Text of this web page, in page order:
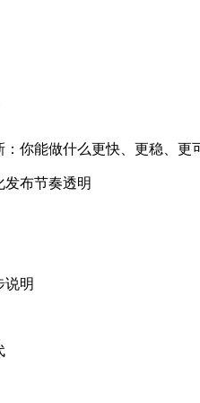
你能做什么更快、更稳、更
发布节奏透明
说明